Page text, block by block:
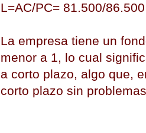
L=AC/PC= 81.500/
La empresa tiene un
menor a 1, lo cual
a corto plazo, algo que,
corto plazo sin